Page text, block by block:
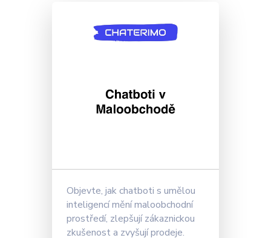
Objevte, jak chatboti s umělou
inteligencí mění maloobchodní
prostředí, zlepšují zákaznickou
zkušenost a zvyšují prodeje.